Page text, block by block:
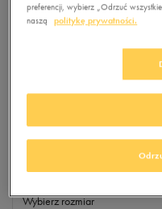
379,99zł-5% (cena bezpośrednio
Wybierz rozmiar
preferencji, wybierz „Odrzuć
naszą
politykę prywatności.